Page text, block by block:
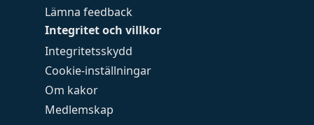
Lämna feedback
Integritet och villkor
Integritetsskydd
Cookie-inställningar
Om kakor
Medlemskap